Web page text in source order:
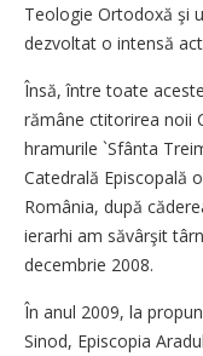
Teologie Ortodoxă şi
dezvoltat o intensă
Însă, între toate
rămâne ctitorirea noii
hramurile `Sfânta
Catedrală Episcopală
România, după
ierarhi am săvârşit
decembrie 2008.
În anul 2009, la
Sinod, Episcopia